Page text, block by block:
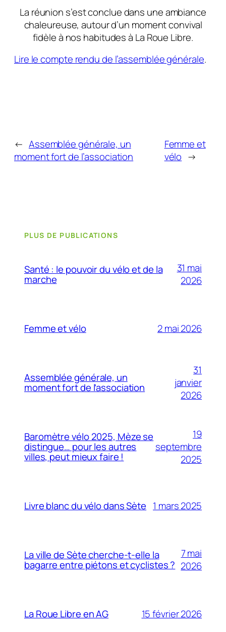
La réunion s’est conclue dans une ambiance
chaleureuse, autour d’un moment convival
fidèle à nos habitudes à La Roue Libre.
Lire le compte rendu de l’assemblée générale.
← Assemblée générale, un
moment fort de l’association
Femme et
vélo →
PLUS DE PUBLICATIONS
Santé : le pouvoir du vélo et de la
marche
31 mai
2026
Femme et vélo 2 mai 2026
Assemblée générale, un
moment fort de l’association
31
janvier
2026
Baromètre vélo 2025, Mèze se
distingue… pour les autres
villes, peut mieux faire !
19
septembre
2025
Livre blanc du vélo dans Sète 1 mars 2025
La ville de Sète cherche-t-elle la
bagarre entre piétons et cyclistes ?
7 mai
2026
La Roue Libre en AG 15 février 2026